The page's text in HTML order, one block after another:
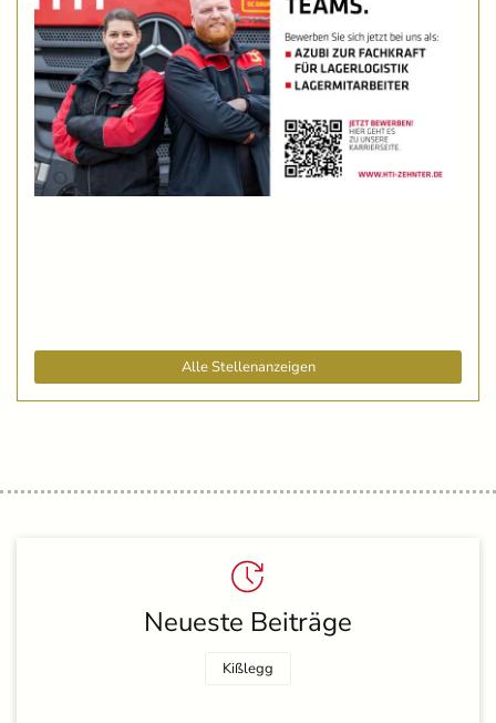
Alle Stellenanzeigen
Neueste Beiträge
Kißlegg